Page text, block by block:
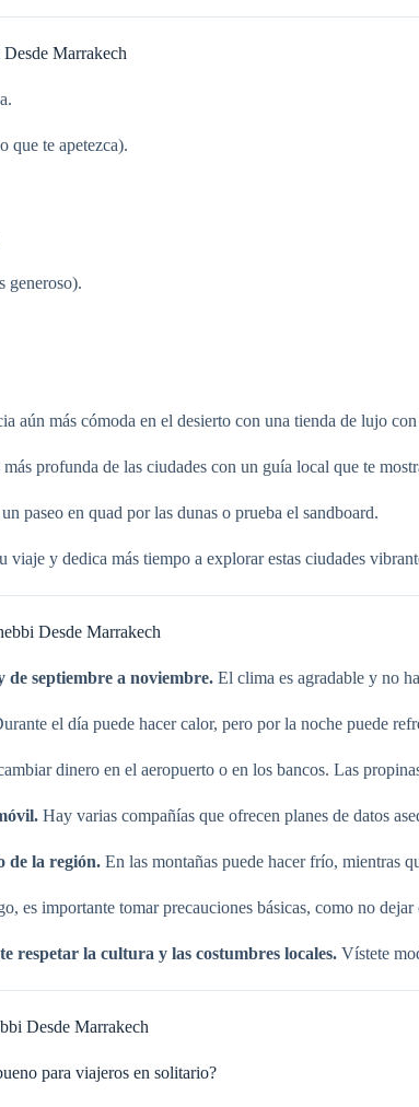
Marrakech
que te apetezca).
generoso).
aún más cómoda en el desierto con una tienda de lujo
profunda de las ciudades con un guía local que te
paseo en quad por las dunas o prueba el sandboard.
viaje y dedica más tiempo a explorar estas ciudades
Desde Marrakech
de septiembre a noviembre. El clima es agradable y no
el día puede hacer calor, pero por la noche puede
dinero en el aeropuerto o en los bancos. Las
Hay varias compañías que ofrecen planes de datos
de la región. En las montañas puede hacer frío, mientras
es importante tomar precauciones básicas, como no
respetar la cultura y las costumbres locales. Vístete
Desde Marrakech
para viajeros en solitario?